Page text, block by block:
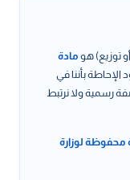
توزيع) هو مادة
بأننا في
رسمية ولا نرتبط
محفوظة لوزارة